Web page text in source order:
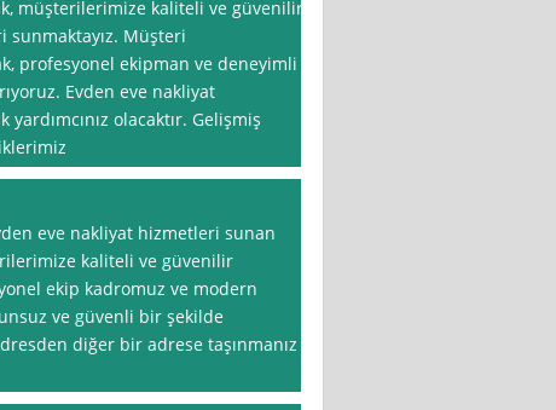
müşterilerimize kaliteli ve güvenilir
sunmaktayız. Müşteri
profesyonel ekipman ve deneyimli
Evden eve nakliyat
olacaktır. Gelişmiş
eve nakliyat hizmetleri sunan
kaliteli ve güvenilir
ekip kadromuz ve modern
ve güvenli bir şekilde
diğer bir adrese taşınmanız